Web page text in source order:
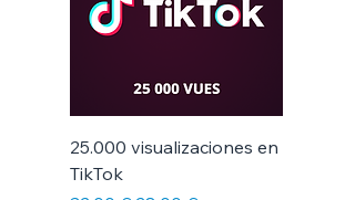
25.000 visualizaciones en
TikTok